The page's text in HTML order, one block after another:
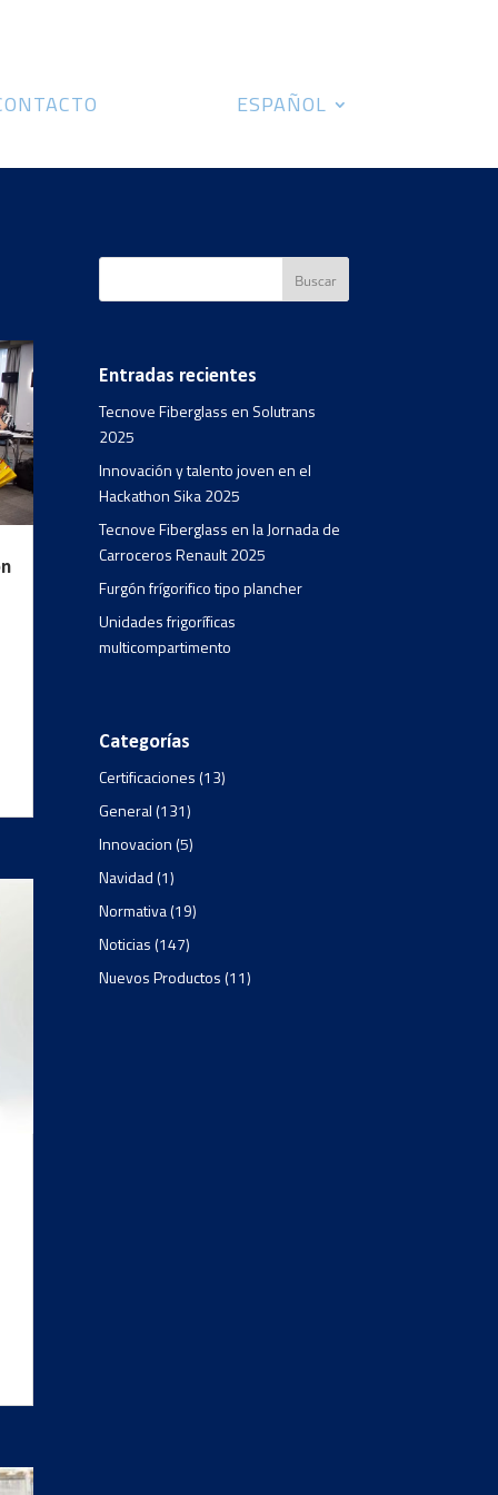
ESPAÑOL
Entradas recientes
Tecnove Fiberglass en Solutrans
2025
Innovación y talento joven en el
Hackathon Sika 2025
Tecnove Fiberglass en la Jornada de
Carroceros Renault 2025
Furgón frígorifico tipo plancher
Unidades frigoríficas
multicompartimento
Categorías
Certificaciones(13)
General(131)
Innovacion(5)
Navidad(1)
Normativa(19)
Noticias(147)
Nuevos Productos(11)